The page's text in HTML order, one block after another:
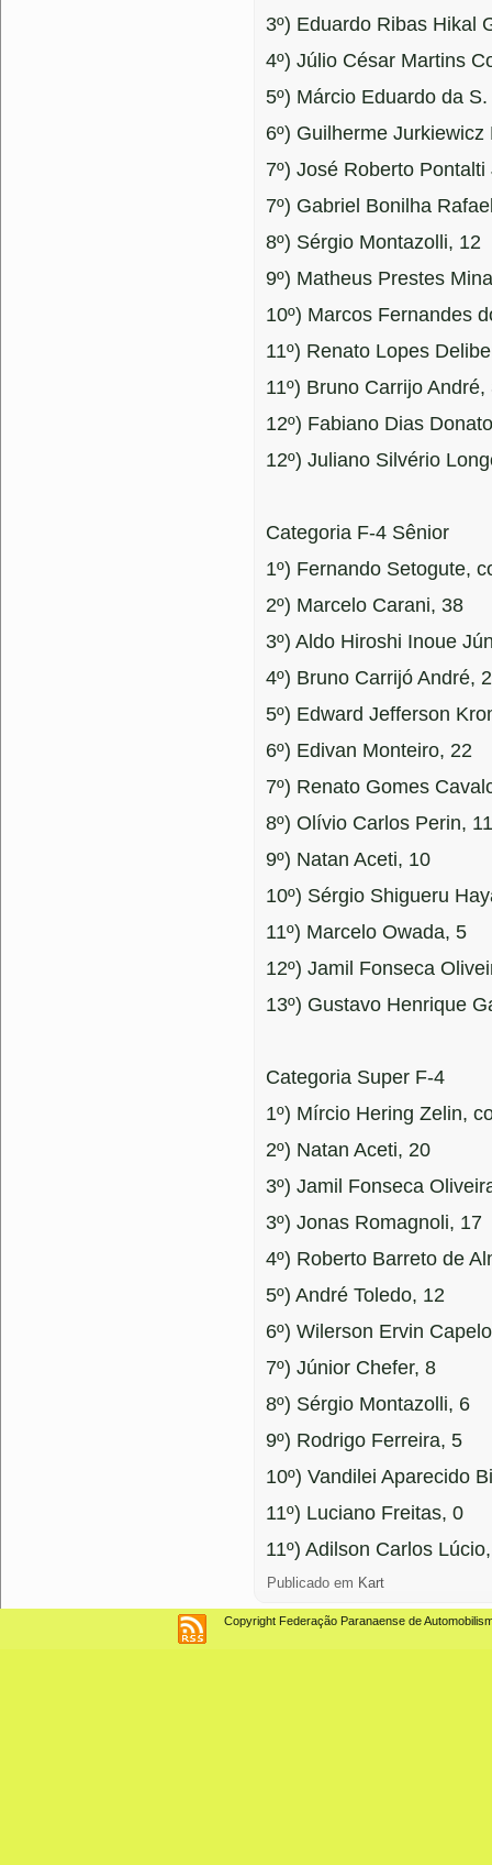
3º) Eduardo Ribas Hikal
4º) Júlio César Martins
5º) Márcio Eduardo da
6º) Guilherme Jurkiewicz
7º) José Roberto Pontalti
7º) Gabriel Bonilha
8º) Sérgio Montazolli, 12
9º) Matheus Prestes
10º) Marcos Fernandes
11º) Renato Lopes
11º) Bruno Carrijo André,
12º) Fabiano Dias
12º) Juliano Silvério
Categoria F-4 Sênior
1º) Fernando Setogute,
2º) Marcelo Carani, 38
3º) Aldo Hiroshi Inoue
4º) Bruno Carrijó André,
5º) Edward Jefferson
6º) Edivan Monteiro, 22
7º) Renato Gomes
8º) Olívio Carlos Perin, 11
9º) Natan Aceti, 10
10º) Sérgio Shigueru
11º) Marcelo Owada, 5
12º) Jamil Fonseca
13º) Gustavo Henrique
Categoria Super F-4
1º) Mírcio Hering Zelin,
2º) Natan Aceti, 20
3º) Jamil Fonseca
3º) Jonas Romagnoli, 17
4º) Roberto Barreto de
5º) André Toledo, 12
6º) Wilerson Ervin
7º) Júnior Chefer, 8
8º) Sérgio Montazolli, 6
9º) Rodrigo Ferreira, 5
10º) Vandilei Aparecido
11º) Luciano Freitas, 0
11º) Adilson Carlos
Publicado em Kart
Copyright Federação Paranaense de